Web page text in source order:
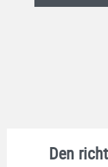
Den